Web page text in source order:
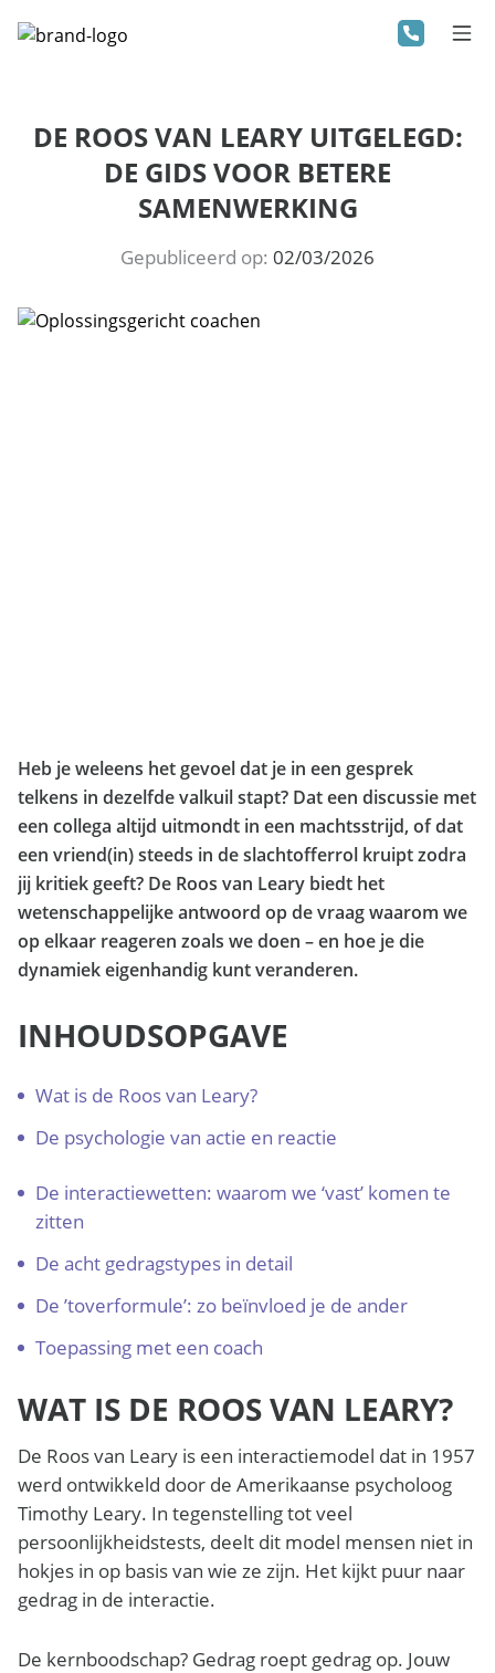
DE ROOS VAN LEARY UITGELEGD:
DE GIDS VOOR BETERE
SAMENWERKING
Gepubliceerd op: 02/03/2026
Heb je weleens het gevoel dat je in een gesprek
telkens in dezelfde valkuil stapt? Dat een discussie met
een collega altijd uitmondt in een machtsstrijd, of dat
een vriend(in) steeds in de slachtofferrol kruipt zodra
jij kritiek geeft? De Roos van Leary biedt het
wetenschappelijke antwoord op de vraag waarom we
op elkaar reageren zoals we doen – en hoe je die
dynamiek eigenhandig kunt veranderen.
INHOUDSOPGAVE
Wat is de Roos van Leary?
De psychologie van actie en reactie
De interactiewetten: waarom we ‘vast’ komen te
zitten
De acht gedragstypes in detail
De ’toverformule’: zo beïnvloed je de ander
Toepassing met een coach
WAT IS DE ROOS VAN LEARY?
De Roos van Leary is een interactiemodel dat in 1957
werd ontwikkeld door de Amerikaanse psycholoog
Timothy Leary. In tegenstelling tot veel
persoonlijkheidstests, deelt dit model mensen niet in
hokjes in op basis van wie ze zijn. Het kijkt puur naar
gedrag in de interactie.
De kernboodschap? Gedrag roept gedrag op. Jouw